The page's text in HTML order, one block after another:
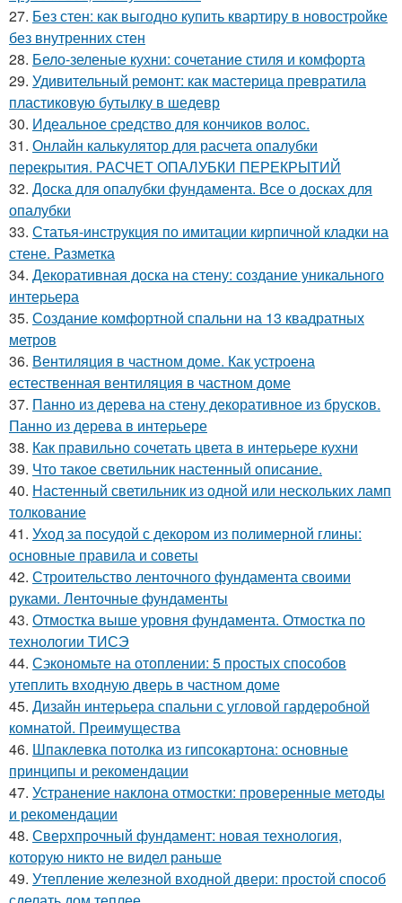
27. Без стен: как выгодно купить квартиру в новостройке
без внутренних стен
28. Бело-зеленые кухни: сочетание стиля и комфорта
29. Удивительный ремонт: как мастерица превратила
пластиковую бутылку в шедевр
30. Идеальное средство для кончиков волос.
31. Онлайн калькулятор для расчета опалубки
перекрытия. РАСЧЕТ ОПАЛУБКИ ПЕРЕКРЫТИЙ
32. Доска для опалубки фундамента. Все о досках для
опалубки
33. Статья-инструкция по имитации кирпичной кладки на
стене. Разметка
34. Декоративная доска на стену: создание уникального
интерьера
35. Создание комфортной спальни на 13 квадратных
метров
36. Вентиляция в частном доме. Как устроена
естественная вентиляция в частном доме
37. Панно из дерева на стену декоративное из брусков.
Панно из дерева в интерьере
38. Как правильно сочетать цвета в интерьере кухни
39. Что такое светильник настенный описание.
40. Настенный светильник из одной или нескольких ламп
толкование
41. Уход за посудой с декором из полимерной глины:
основные правила и советы
42. Строительство ленточного фундамента своими
руками. Ленточные фундаменты
43. Отмостка выше уровня фундамента. Отмостка по
технологии ТИСЭ
44. Сэкономьте на отоплении: 5 простых способов
утеплить входную дверь в частном доме
45. Дизайн интерьера спальни с угловой гардеробной
комнатой. Преимущества
46. Шпаклевка потолка из гипсокартона: основные
принципы и рекомендации
47. Устранение наклона отмостки: проверенные методы
и рекомендации
48. Сверхпрочный фундамент: новая технология,
которую никто не видел раньше
49. Утепление железной входной двери: простой способ